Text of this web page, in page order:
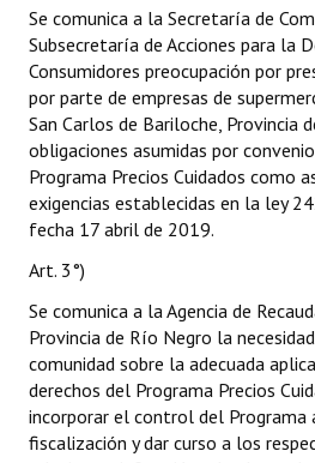
Se comunica a la Secretaría de
Subsecretaría de Acciones para la
Consumidores preocupación por
por parte de empresas de
San Carlos de Bariloche, Provincia
obligaciones asumidas por
Programa Precios Cuidados como
exigencias establecidas en la ley
fecha 17 abril de 2019.
Art. 3°)
Se comunica a la Agencia de
Provincia de Río Negro la
comunidad sobre la adecuada
derechos del Programa Precios
incorporar el control del Programa
fiscalización y dar curso a los